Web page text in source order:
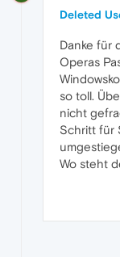
Deleted
Danke für
Operas
so toll.
nicht
Schritt für
Wo steht